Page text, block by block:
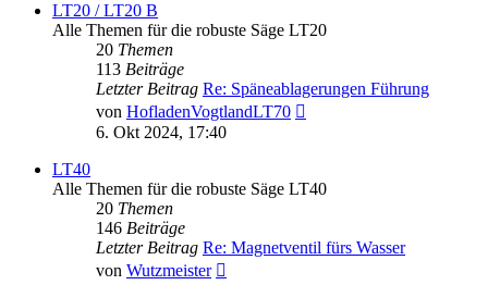
LT20 / LT20 B
Alle Themen für die robuste Säge LT20
20 Themen
113 Beiträge
Letzter Beitrag Re: Späneablagerungen Führung
von HofladenVogtlandLT70
6. Okt 2024, 17:40
LT40
Alle Themen für die robuste Säge LT40
20 Themen
146 Beiträge
Letzter Beitrag Re: Magnetventil fürs Wasser
von Wutzmeister